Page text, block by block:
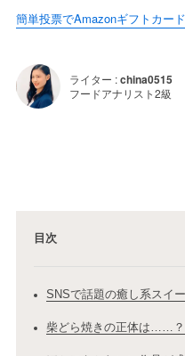
簡単投票でAmazonギフトカー
ライター :china0515
フードアナリスト2級
目次
SNSで話題の癒し系スイ
柴どら焼きの正体は……？